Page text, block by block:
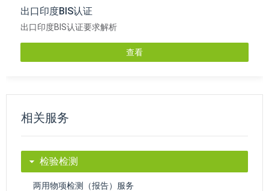
出口印度BIS认证
出口印度BIS认证要求解析
查看
相关服务
检验检测
两用物项检测（报告）服务